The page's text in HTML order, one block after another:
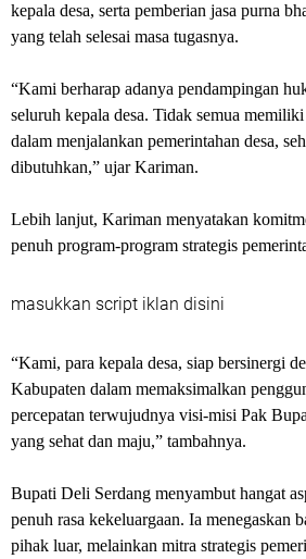
kepala desa, serta pemberian jasa purna
yang telah selesai masa tugasnya.
“Kami berharap adanya pendampingan
seluruh kepala desa. Tidak semua
dalam menjalankan pemerintahan desa,
dibutuhkan,” ujar Kariman.
Lebih lanjut, Kariman menyatakan
penuh program-program strategis
masukkan script iklan disini
“Kami, para kepala desa, siap bersinergi
Kabupaten dalam memaksimalkan
percepatan terwujudnya visi-misi Pak
yang sehat dan maju,” tambahnya.
Bupati Deli Serdang menyambut hangat
penuh rasa kekeluargaan. Ia menegaskan
pihak luar, melainkan mitra strategis